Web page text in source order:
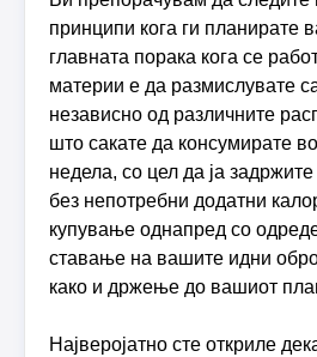
принципи кога ги планирате
главната порака кога се
материи е да размислувате
независно од различните
што сакате да консумирате
недела, со цел да ја
без непотребни додатни
купување однапред со
ставање на вашите идни
како и држење до вашиот
Најверојатно сте откриле